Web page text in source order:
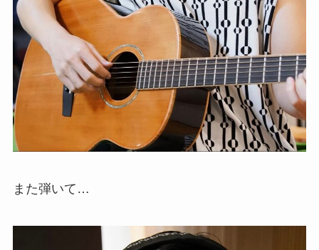
また弾いて…